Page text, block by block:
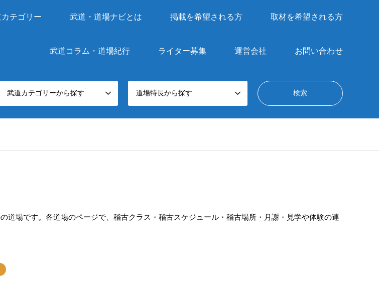
テゴリー 武道・道場ナビとは 掲載を希望される方 取材を希望される方
武道コラム・道場紀行 ライター募集 運営会社 お問い合わせ
武道カテゴリーから探す 道場特長から探す
道場です。各道場のページで、稽古クラス・稽古スケジュール・稽古場所・月謝・見学や体験の連